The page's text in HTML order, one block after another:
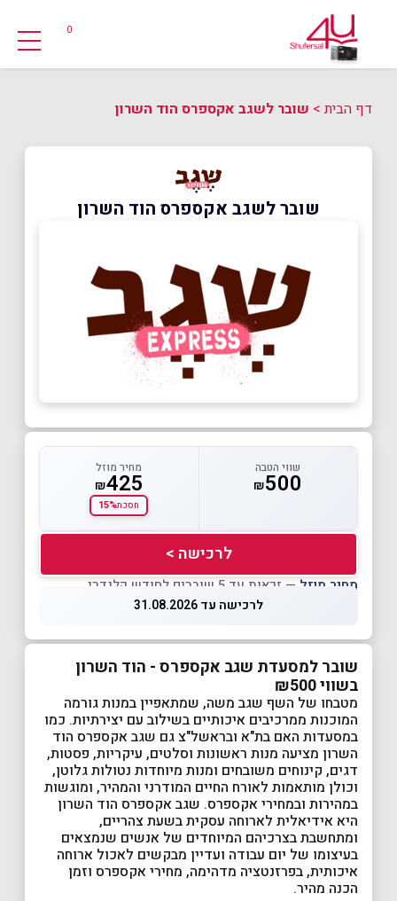
0
דף הבית> שובר לשגב אקספרס הוד השרון
שובר לשגב אקספרס הוד השרון
שווי הטבה
₪500
מחיר מוזל
₪425
חסכת15%
לרכישה >
מחיר מוזל — זכאות עד 5 שוברים לחודש קלנדרי
לרכישה עד 31.08.2026
שובר למסעדת שגב אקספרס - הוד השרון
בשווי ₪500
מטבחו של השף שגב משה, שמתאפיין במנות גורמה
המוכנות ממרכיבים איכותיים בשילוב עם יצירתיות. כמו
במסעדות האם בת"א ובראשל"צ גם שגב אקספרס הוד
השרון מציעה מנות ראשונות וסלטים, עיקריות, פסטות,
דגים, קינוחים משובחים ומנות מיוחדות נטולות גלוטן,
וכולן מותאמות לאורח החיים המודרני והמהיר, ומוגשות
במהירות ובמחירי אקספרס. שגב אקספרס הוד השרון
היא אידיאלית לארוחה עסקית בשעת צהריים,
ומתחשבת בצרכיהם המיוחדים של אנשים שנמצאים
בעיצומו של יום עבודה ועדיין מבקשים לאכול ארוחה
איכותית, בפרזנטציה מדהימה, מחירי אקספרס וזמן
הכנה מהיר.